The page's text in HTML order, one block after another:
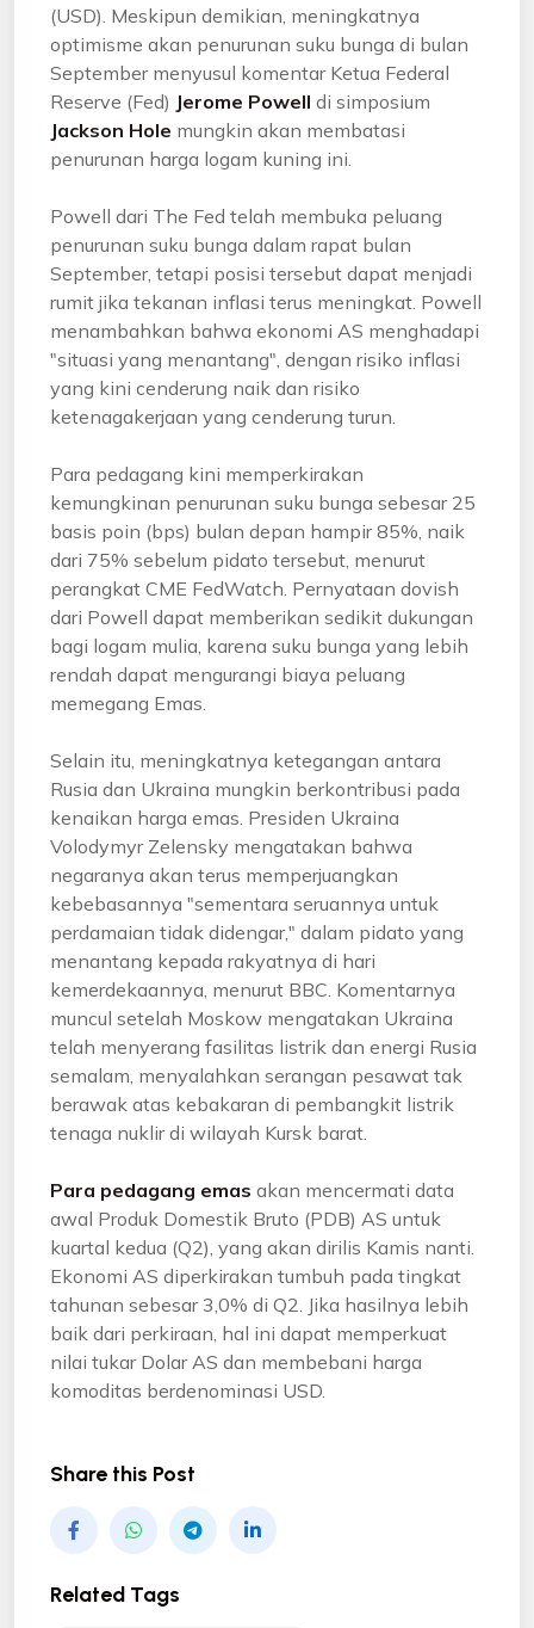
(USD). Meskipun demikian, meningkatnya
optimisme akan penurunan suku bunga di bulan
September menyusul komentar Ketua Federal
Reserve (Fed) Jerome Powell di simposium
Jackson Hole mungkin akan membatasi
penurunan harga logam kuning ini.
Powell dari The Fed telah membuka peluang
penurunan suku bunga dalam rapat bulan
September, tetapi posisi tersebut dapat menjadi
rumit jika tekanan inflasi terus meningkat. Powell
menambahkan bahwa ekonomi AS menghadapi
"situasi yang menantang", dengan risiko inflasi
yang kini cenderung naik dan risiko
ketenagakerjaan yang cenderung turun.
Para pedagang kini memperkirakan
kemungkinan penurunan suku bunga sebesar 25
basis poin (bps) bulan depan hampir 85%, naik
dari 75% sebelum pidato tersebut, menurut
perangkat CME FedWatch. Pernyataan dovish
dari Powell dapat memberikan sedikit dukungan
bagi logam mulia, karena suku bunga yang lebih
rendah dapat mengurangi biaya peluang
memegang Emas.
Selain itu, meningkatnya ketegangan antara
Rusia dan Ukraina mungkin berkontribusi pada
kenaikan harga emas. Presiden Ukraina
Volodymyr Zelensky mengatakan bahwa
negaranya akan terus memperjuangkan
kebebasannya "sementara seruannya untuk
perdamaian tidak didengar," dalam pidato yang
menantang kepada rakyatnya di hari
kemerdekaannya, menurut BBC. Komentarnya
muncul setelah Moskow mengatakan Ukraina
telah menyerang fasilitas listrik dan energi Rusia
semalam, menyalahkan serangan pesawat tak
berawak atas kebakaran di pembangkit listrik
tenaga nuklir di wilayah Kursk barat.
Para pedagang emas akan mencermati data
awal Produk Domestik Bruto (PDB) AS untuk
kuartal kedua (Q2), yang akan dirilis Kamis nanti.
Ekonomi AS diperkirakan tumbuh pada tingkat
tahunan sebesar 3,0% di Q2. Jika hasilnya lebih
baik dari perkiraan, hal ini dapat memperkuat
nilai tukar Dolar AS dan membebani harga
komoditas berdenominasi USD.
Share this Post
Related Tags